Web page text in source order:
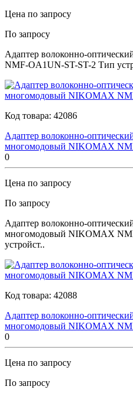
Цена по запросу
По запросу
Адаптер волоконно-
NMF-OA1UN-ST-ST-2 Тип
Код товара: 42086
Адаптер волоконно-
многомодовый NIKOMAX
0
Цена по запросу
По запросу
Адаптер волоконно-
многомодовый NIKOMAX
устройст..
Код товара: 42088
Адаптер волоконно-
многомодовый NIKOMAX
0
Цена по запросу
По запросу